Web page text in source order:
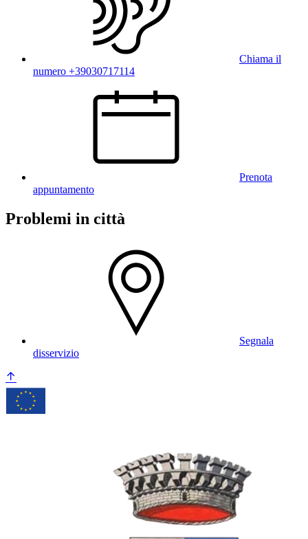
Chiama il
numero +39030717114
Prenota
appuntamento
Problemi in città
Segnala
disservizio